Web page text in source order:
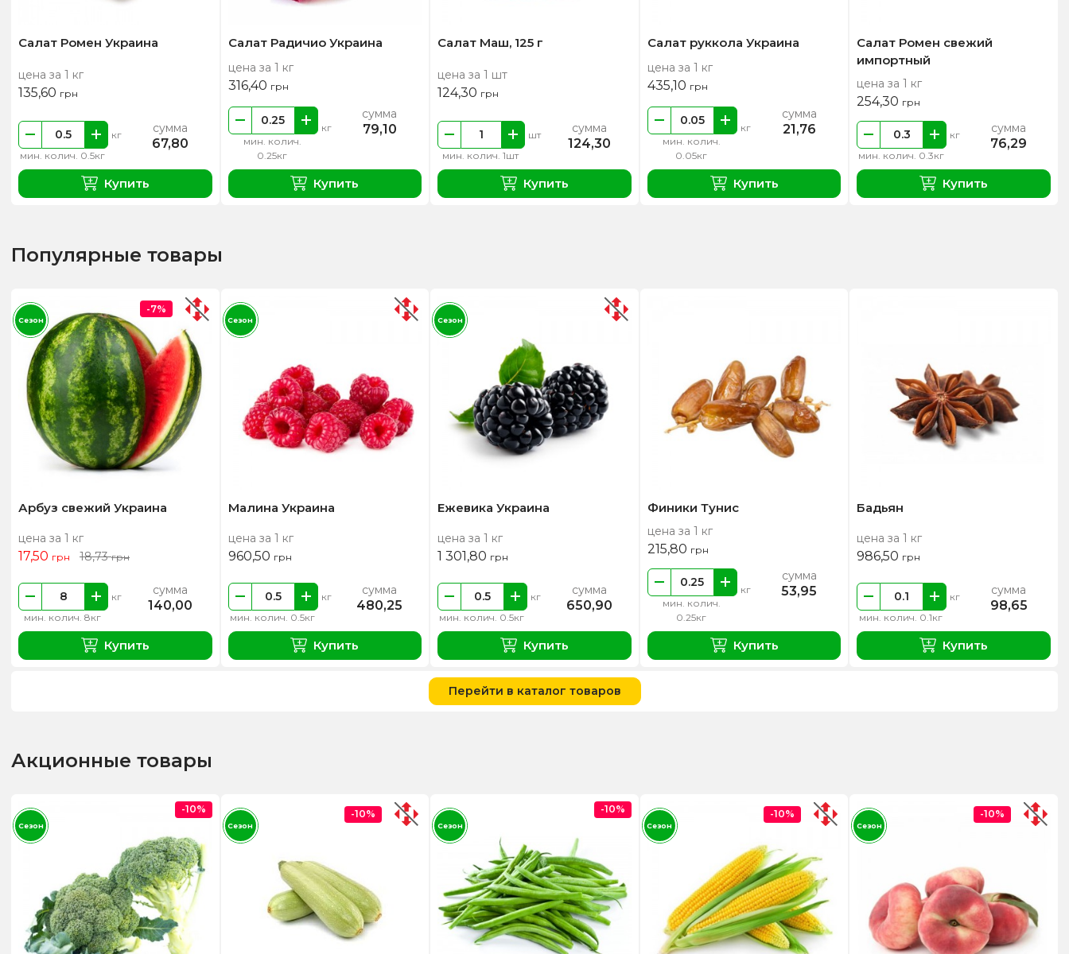
Салат Ромен Украина
цена за 1 кг
135,60 грн
мин. колич. 0.5кг
кг сумма
67,80
Купить
Салат Радичио Украина
цена за 1 кг
316,40 грн
мин. колич.
0.25кг
кг
сумма
79,10
Купить
Салат Маш, 125 г
цена за 1 шт
124,30 грн
мин. колич. 1шт
шт сумма
124,30
Купить
Салат руккола Украина
цена за 1 кг
435,10 грн
мин. колич.
0.05кг
кг
сумма
21,76
Купить
Салат Ромен свежий
импортный
цена за 1 кг
254,30 грн
мин. колич. 0.3кг
кг сумма
76,29
Купить
Популярные товары
Арбуз свежий Украина
цена за 1 кг
17,50 грн 18,73грн
мин. колич. 8кг
кг сумма
140,00
Купить
-7%
Сезон
Малина Украина
цена за 1 кг
960,50 грн
мин. колич. 0.5кг
кг сумма
480,25
Купить
Сезон
Ежевика Украина
цена за 1 кг
1 301,80 грн
мин. колич. 0.5кг
кг сумма
650,90
Купить
Сезон
Финики Тунис
цена за 1 кг
215,80 грн
мин. колич.
0.25кг
кг
сумма
53,95
Купить
Бадьян
цена за 1 кг
986,50 грн
мин. колич. 0.1кг
кг сумма
98,65
Купить
Перейти в каталог товаров
Акционные товары
-10%
Сезон
-10%
Сезон
-10%
Сезон
-10%
Сезон
-10%
Сезон